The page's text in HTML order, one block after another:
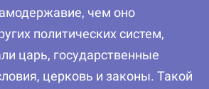
чем оно
политических систем,
царь, государственные
церковь и законы. Такой